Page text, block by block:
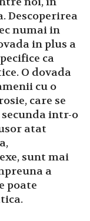
Descoperirea
numai in
in plus a
ca
O dovada
cu o
care se
intr-o
atat
sunt mai
a
poate